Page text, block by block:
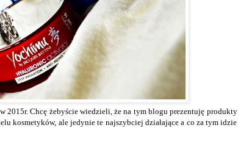
2015r. Chcę żebyście wiedzieli, że na tym blogu prezentuję produkty
kosmetyków, ale jedynie te najszybciej działające a co za tym idzie